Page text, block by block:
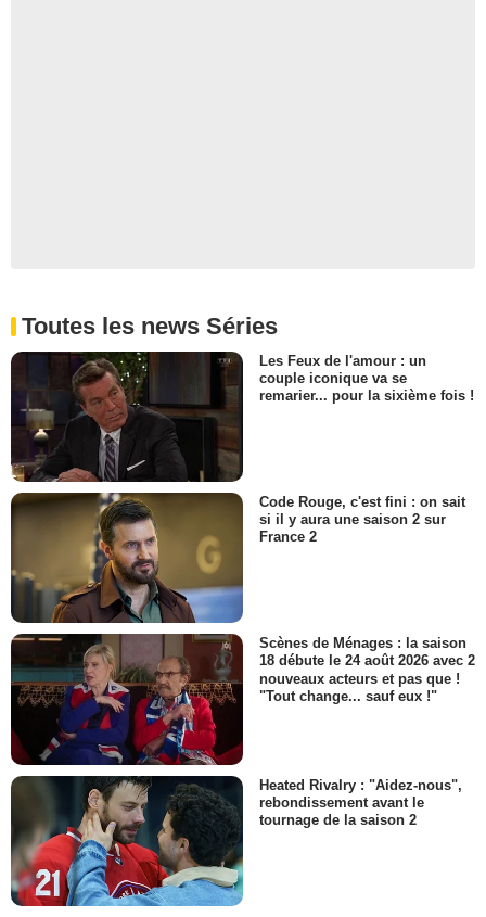
Toutes les news Séries
Les Feux de l'amour : un
couple iconique va se
remarier... pour la sixième fois !
Code Rouge, c'est fini : on sait
si il y aura une saison 2 sur
France 2
Scènes de Ménages : la saison
18 débute le 24 août 2026 avec 2
nouveaux acteurs et pas que !
"Tout change... sauf eux !"
Heated Rivalry : "Aidez-nous",
rebondissement avant le
tournage de la saison 2